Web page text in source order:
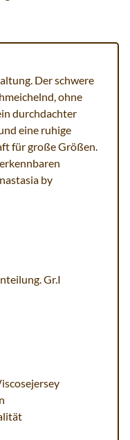
Der schwere
ohne
durchdachter
eine ruhige
für große Größen.
by
Gr.I